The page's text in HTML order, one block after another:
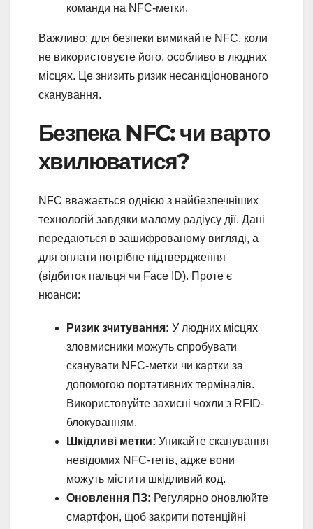
команди на NFC-метки.
Важливо: для безпеки вимикайте NFC, коли
не використовуєте його, особливо в людних
місцях. Це знизить ризик несанкціонованого
сканування.
Безпека NFC: чи варто
хвилюватися?
NFC вважається однією з найбезпечніших
технологій завдяки малому радіусу дії. Дані
передаються в зашифрованому вигляді, а
для оплати потрібне підтвердження
(відбиток пальця чи Face ID). Проте є
нюанси:
Ризик зчитування: У людних місцях
зловмисники можуть спробувати
сканувати NFC-метки чи картки за
допомогою портативних терміналів.
Використовуйте захисні чохли з RFID-
блокуванням.
Шкідливі метки: Уникайте сканування
невідомих NFC-тегів, адже вони
можуть містити шкідливий код.
Оновлення ПЗ: Регулярно оновлюйте
смартфон, щоб закрити потенційні